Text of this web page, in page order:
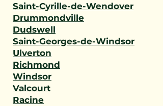
Saint-Cyrille-de-Wendover
Drummondville
Dudswell
Saint-Georges-de-Windsor
Ulverton
Richmond
Windsor
Valcourt
Racine